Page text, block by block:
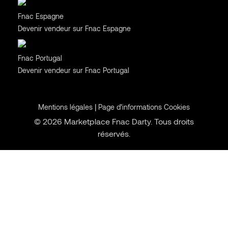
Fnac Espagne
Devenir vendeur sur Fnac Espagne
Fnac Portugal
Devenir vendeur sur Fnac Portugal
Mentions légales | Page d’informations Cookies
© 2026 Marketplace Fnac Darty. Tous droits
réservés.